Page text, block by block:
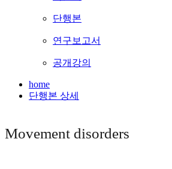
단행본
연구보고서
공개강의
home
단행본 상세
Movement disorders